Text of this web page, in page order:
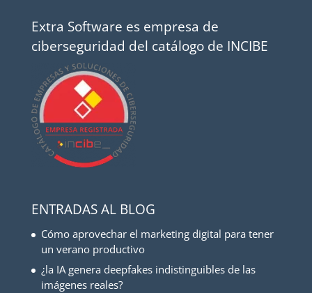
Extra Software es empresa de
ciberseguridad del catálogo de INCIBE
ENTRADAS AL BLOG
Cómo aprovechar el marketing digital para tener
un verano productivo
¿la IA genera deepfakes indistinguibles de las
imágenes reales?